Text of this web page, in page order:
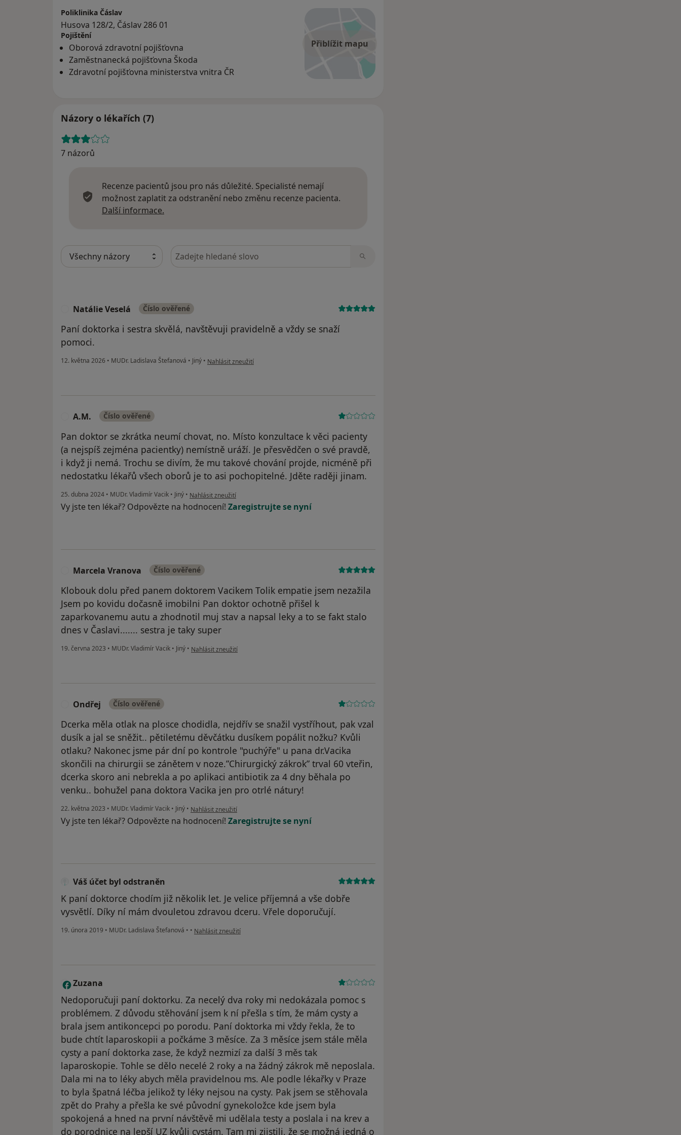
Přiblížit mapu
Poliklinika Čáslav
Husova 128/2, Čáslav 286 01
Pojištění
Oborová zdravotní pojišťovna
Zaměstnanecká pojišťovna Škoda
Zdravotní pojišťovna ministerstva vnitra ČR
Názory o lékařích (7)
7 názorů
Recenze pacientů jsou pro nás důležité. Specialisté nemají
možnost zaplatit za odstranění nebo změnu recenze pacienta.
Další informace.
Hledejte v názorech
Natálie Veselá Číslo ověřené
Paní doktorka i sestra skvělá, navštěvuji pravidelně a vždy se snaží
pomoci.
12. května 2026 • MUDr. Ladislava Štefanová • Jiný • podle názoru uživatele Natálie Veselá
Nahlásit zneužití
A.M. Číslo ověřené
Pan doktor se zkrátka neumí chovat, no. Místo konzultace k věci pacienty
(a nejspíš zejména pacientky) nemístně uráží. Je přesvědčen o své pravdě,
i když ji nemá. Trochu se divím, že mu takové chování projde, nicméně při
nedostatku lékařů všech oborů je to asi pochopitelné. Jděte raději jinam.
25. dubna 2024 • MUDr. Vladimír Vacik • Jiný • podle názoru uživatele A.M.
Nahlásit zneužití
Vy jste ten lékař? Odpovězte na hodnocení! Zaregistrujte se nyní
Marcela Vranova Číslo ověřené
Klobouk dolu před panem doktorem Vacikem Tolik empatie jsem nezažila
Jsem po kovidu dočasně imobilni Pan doktor ochotně přišel k
zaparkovanemu autu a zhodnotil muj stav a napsal leky a to se fakt stalo
dnes v Časlavi....... sestra je taky super
19. června 2023 • MUDr. Vladimír Vacik • Jiný • podle názoru uživatele Marcela Vranova
Nahlásit zneužití
Ondřej Číslo ověřené
Dcerka měla otlak na plosce chodidla, nejdřív se snažil vystříhout, pak vzal
dusík a jal se sněžit.. pětiletému děvčátku dusíkem popálit nožku? Kvůli
otlaku? Nakonec jsme pár dní po kontrole "puchýře" u pana dr.Vacika
skončili na chirurgii se zánětem v noze.”Chirurgický zákrok” trval 60 vteřin,
dcerka skoro ani nebrekla a po aplikaci antibiotik za 4 dny běhala po
venku.. bohužel pana doktora Vacika jen pro otrlé nátury!
22. května 2023 • MUDr. Vladimír Vacik • Jiný • podle názoru uživatele Ondřej
Nahlásit zneužití
Vy jste ten lékař? Odpovězte na hodnocení! Zaregistrujte se nyní
Váš účet byl odstraněn
K paní doktorce chodím již několik let. Je velice příjemná a vše dobře
vysvětlí. Díky ní mám dvouletou zdravou dceru. Vřele doporučují.
19. února 2019 • MUDr. Ladislava Štefanová • • podle názoru uživatele Váš účet byl odstraněn
Nahlásit zneužití
Z Zuzana
Nedoporučuji paní doktorku. Za necelý dva roky mi nedokázala pomoc s
problémem. Z důvodu stěhování jsem k ní přešla s tím, že mám cysty a
brala jsem antikoncepci po porodu. Paní doktorka mi vždy řekla, že to
bude chtít laparoskopii a počkáme 3 měsíce. Za 3 měsíce jsem stále měla
cysty a paní doktorka zase, že když nezmizí za další 3 měs tak
laparoskopie. Tohle se dělo necelé 2 roky a na žádný zákrok mě neposlala.
Dala mi na to léky abych měla pravidelnou ms. Ale podle lékařky v Praze
to byla špatná léčba jelikož ty léky nejsou na cysty. Pak jsem se stěhovala
zpět do Prahy a přešla ke své původní gynekoložce kde jsem byla
spokojená a hned na první návštěvě mi udělala testy a poslala i na krev a
do porodnice na lepší UZ kvůli cystám. Tam mi zjistili, že se možná jedná o